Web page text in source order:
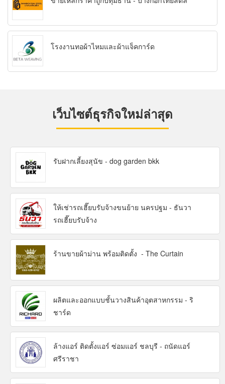
โรงงานทอผ้าไหมและผ้าแจ็คการ์ด
เว็บไซต์ธุรกิจใหม่ล่าสุด
รับฝากเลี้ยงสุนัข - dog garden bkk
ให้เช่ารถเฮี๊ยบรับจ้างขนย้าย นครปฐม - ธันวา
รถเฮี๊ยบรับจ้าง
ร้านขายผ้าม่าน พร้อมติดตั้ง - The Curtain
ผลิตและออกแบบชั้นวางสินค้าอุตสาหกรรม - ริ
ชาร์ด
ล้างแอร์ ติดตั้งแอร์ ซ่อมแอร์ ชลบุรี - ถนัดแอร์
ศรีราชา